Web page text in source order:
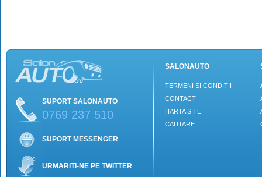
SUPORT SALONAUTO
0769 237 510
SUPORT MESSENGER
URMARITI-NE PE TWITTER
SALONAUTO
TERMENI SI CONDITII
CONTACT
HARTA SITE
CAUTARE